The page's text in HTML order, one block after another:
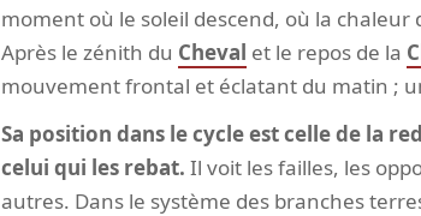
moment où le soleil descend, où la chaleur
Après le zénith du Cheval et le repos de la
mouvement frontal et éclatant du matin ;
Sa position dans le cycle est celle de la
celui qui les rebat. Il voit les failles, les
autres. Dans le système des branches